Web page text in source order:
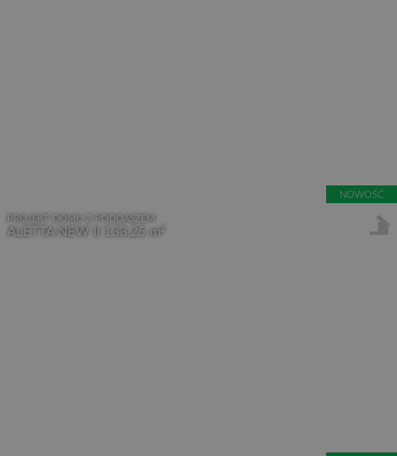
NOWOŚĆ
PROJEKT DOMU Z PODDASZEM
ALETTA NEW II 133,25 m 2